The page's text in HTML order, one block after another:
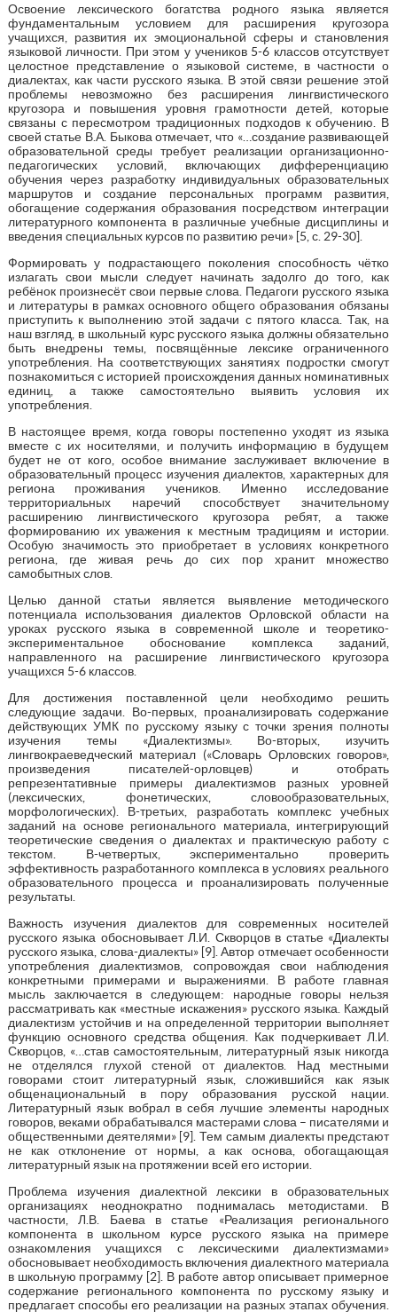
Освоение лексического богатства родного языка является
фундаментальным условием для расширения кругозора
учащихся, развития их эмоциональной сферы и становления
языковой личности. При этом у учеников 5-6 классов отсутствует
целостное представление о языковой системе, в частности о
диалектах, как части русского языка. В этой связи решение этой
проблемы невозможно без расширения лингвистического
кругозора и повышения уровня грамотности детей, которые
связаны с пересмотром традиционных подходов к обучению. В
своей статье В.А. Быкова отмечает, что «…создание развивающей
образовательной среды требует реализации организационно-
педагогических условий, включающих дифференциацию
обучения через разработку индивидуальных образовательных
маршрутов и создание персональных программ развития,
обогащение содержания образования посредством интеграции
литературного компонента в различные учебные дисциплины и
введения специальных курсов по развитию речи» [5, с. 29-30].
Формировать у подрастающего поколения способность чётко
излагать свои мысли следует начинать задолго до того, как
ребёнок произнесёт свои первые слова. Педагоги русского языка
и литературы в рамках основного общего образования обязаны
приступить к выполнению этой задачи с пятого класса. Так, на
наш взгляд, в школьный курс русского языка должны обязательно
быть внедрены темы, посвящённые лексике ограниченного
употребления. На соответствующих занятиях подростки смогут
познакомиться с историей происхождения данных номинативных
единиц, а также самостоятельно выявить условия их
употребления.
В настоящее время, когда говоры постепенно уходят из языка
вместе с их носителями, и получить информацию в будущем
будет не от кого, особое внимание заслуживает включение в
образовательный процесс изучения диалектов, характерных для
региона проживания учеников. Именно исследование
территориальных наречий способствует значительному
расширению лингвистического кругозора ребят, а также
формированию их уважения к местным традициям и истории.
Особую значимость это приобретает в условиях конкретного
региона, где живая речь до сих пор хранит множество
самобытных слов.
Целью данной статьи является выявление методического
потенциала использования диалектов Орловской области на
уроках русского языка в современной школе и теоретико-
экспериментальное обоснование комплекса заданий,
направленного на расширение лингвистического кругозора
учащихся 5-6 классов.
Для достижения поставленной цели необходимо решить
следующие задачи. Во-первых, проанализировать содержание
действующих УМК по русскому языку с точки зрения полноты
изучения темы «Диалектизмы». Во-вторых, изучить
лингвокраеведческий материал («Словарь Орловских говоров»,
произведения писателей-орловцев) и отобрать
репрезентативные примеры диалектизмов разных уровней
(лексических, фонетических, словообразовательных,
морфологических). В-третьих, разработать комплекс учебных
заданий на основе регионального материала, интегрирующий
теоретические сведения о диалектах и практическую работу с
текстом. В-четвертых, экспериментально проверить
эффективность разработанного комплекса в условиях реального
образовательного процесса и проанализировать полученные
результаты.
Важность изучения диалектов для современных носителей
русского языка обосновывает Л.И. Скворцов в статье «Диалекты
русского языка, слова-диалекты» [9]. Автор отмечает особенности
употребления диалектизмов, сопровождая свои наблюдения
конкретными примерами и выражениями. В работе главная
мысль заключается в следующем: народные говоры нельзя
рассматривать как «местные искажения» русского языка. Каждый
диалектизм устойчив и на определенной территории выполняет
функцию основного средства общения. Как подчеркивает Л.И.
Скворцов, «…став самостоятельным, литературный язык никогда
не отделялся глухой стеной от диалектов. Над местными
говорами стоит литературный язык, сложившийся как язык
общенациональный в пору образования русской нации.
Литературный язык вобрал в себя лучшие элементы народных
говоров, веками обрабатывался мастерами слова – писателями и
общественными деятелями» [9]. Тем самым диалекты предстают
не как отклонение от нормы, а как основа, обогащающая
литературный язык на протяжении всей его истории.
Проблема изучения диалектной лексики в образовательных
организациях неоднократно поднималась методистами. В
частности, Л.В. Баева в статье «Реализация регионального
компонента в школьном курсе русского языка на примере
ознакомления учащихся с лексическими диалектизмами»
обосновывает необходимость включения диалектного материала
в школьную программу [2]. В работе автор описывает примерное
содержание регионального компонента по русскому языку и
предлагает способы его реализации на разных этапах обучения.